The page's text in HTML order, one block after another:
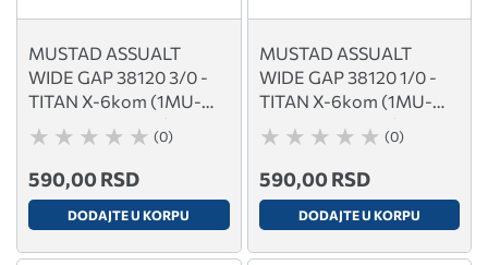
MUSTAD ASSUALT
WIDE GAP 38120 3/0 -
TITAN X-6kom (1MU-
38120AP-TX-3/0)
(0)
590,00 RSD
DODAJTE U KORPU
MUSTAD ASSUALT
WIDE GAP 38120 1/0 -
TITAN X-6kom (1MU-
38120AP-TX-1/0)
(0)
590,00 RSD
DODAJTE U KORPU